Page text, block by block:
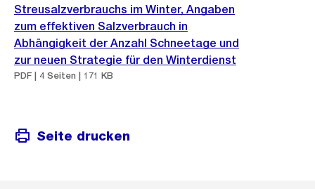
Streusalzverbrauchs im Winter, Angaben
zum effektiven Salzverbrauch in
Abhängigkeit der Anzahl Schneetage und
zur neuen Strategie für den Winterdienst
PDF | 4 Seiten | 171 KB
Seite drucken